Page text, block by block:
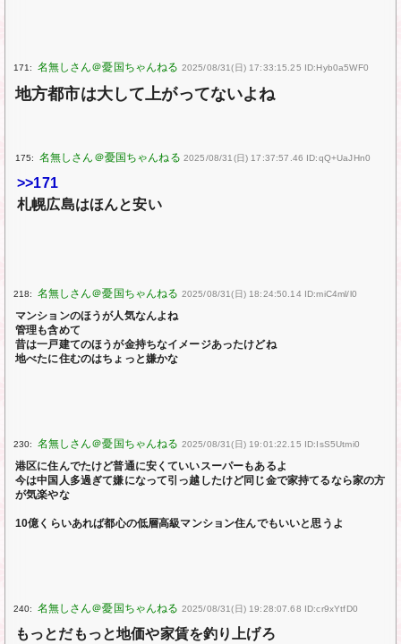
171: 2025/08/31(日) 17:33:15.25 ID:Hyb0a5WF0
地方都市は大して上がってないよね
175: 2025/08/31(日) 17:37:57.46 ID:qQ+UaJHn0
>>171
札幌広島はほんと安い
218: 2025/08/31(日) 18:24:50.14 ID:miC4ml/l0
マンションのほうが人気なんよね
管理も含めて
昔は一戸建てのほうが金持ちなイメージあったけどね
地べたに住むのはちょっと嫌かな
230: 2025/08/31(日) 19:01:22.15 ID:IsS5Utmi0
港区に住んでたけど普通に安くていいスーパーもあるよ
今は中国人多過ぎて嫌になって引っ越したけど同じ金で家持てるなら家の方
が気楽やな
10億くらいあれば都心の低層高級マンション住んでもいいと思うよ
240: 2025/08/31(日) 19:28:07.68 ID:cr9xYtfD0
もっとだもっと地価や家賃を釣り上げろ